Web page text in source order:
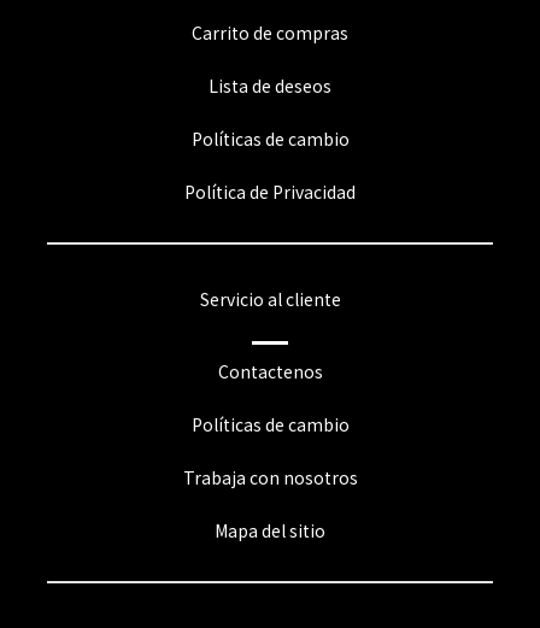
Carrito de compras
Lista de deseos
Políticas de cambio
Política de Privacidad
Servicio al cliente
Contactenos
Políticas de cambio
Trabaja con nosotros
Mapa del sitio